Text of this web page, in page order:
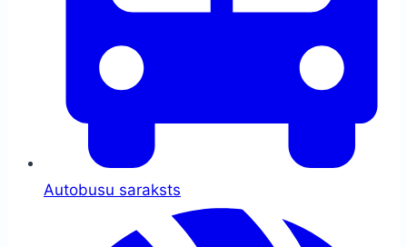
Autobusu saraksts